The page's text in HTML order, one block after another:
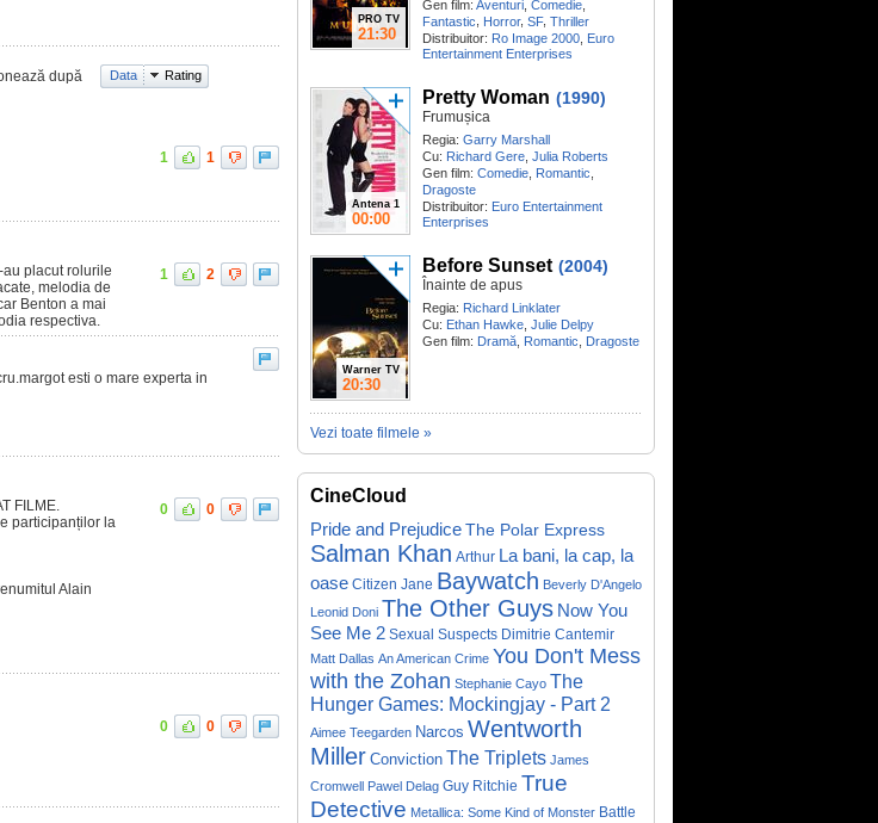
după Data Rating
1 1
placut rolurile
melodia de
Benton a mai
respectiva.
1 2
esti o mare experta in
FILME.
participanților la
Alain
0 0
0 0
PRO TV
21:30
Gen film: Aventuri Comedie
Fantastic, Horror, SF, Thriller
Distribuitor: Ro Image 2000 Euro
Entertainment Enterprises
Antena 1
00:00
Pretty Woman (1990)
Frumușica
Regia: Garry Marshall
Cu: Richard Gere Julia Roberts
Gen film: Comedie Romantic
Dragoste
Distribuitor: Euro Entertainment
Enterprises
Warner TV
20:30
Before Sunset (2004)
Înainte de apus
Regia: Richard Linklater
Cu: Ethan Hawke Julie Delpy
Gen film: Dramă Romantic Dragoste
Vezi toate filmele »
CineCloud
Pride and PrejudiceThe Polar Express
Salman Khan Arthur La bani, la cap, la
oase Citizen Jane Baywatch Beverly D'Angelo
Leonid Doni The Other Guys Now You
See Me 2 Sexual Suspects Dimitrie Cantemir
Matt Dallas An American Crime You Don't Mess
with the Zohan Stephanie Cayo The
Hunger Games: Mockingjay - Part 2
Aimee Teegarden Narcos Wentworth
Miller Conviction The Triplets James
Cromwell Pawel Delag Guy Ritchie True
Detective Metallica: Some Kind of Monster Battle